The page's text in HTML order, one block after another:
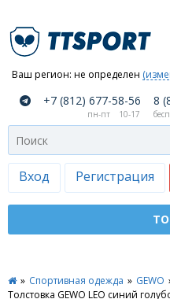
Ваш регион: не определен
Вход Регистрация
компании
Как
сделать
заказ
Оплата
доставка
Москва
+7 (812) 677-58-56 8
пн-пт 10-17
» Спортивная одежда » GEWO
Толстовка GEWO LEO синий